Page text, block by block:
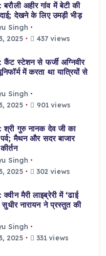
अहीर गांव में बेटी की
देखने के लिए उमड़ी भीड़
Singh
2025
437 views
स्टेशन से फर्जी अग्निवीर
में करता था यात्रियों से
Singh
2025
901 views
गुरु नानक देव जी का
मैथन और सदर बाजार
Singh
2025
302 views
मैरी लाइब्रेरी में ‘ढाई
नारायन ने प्रस्तुत की
Singh
2025
331 views